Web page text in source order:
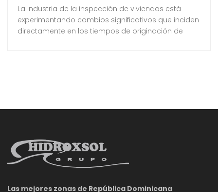
La industria de la inspección de viviendas está
experimentando cambios significativos que inciden
directamente en los tiempos de originación de
que
Las mejores zonas de República Dominicana.